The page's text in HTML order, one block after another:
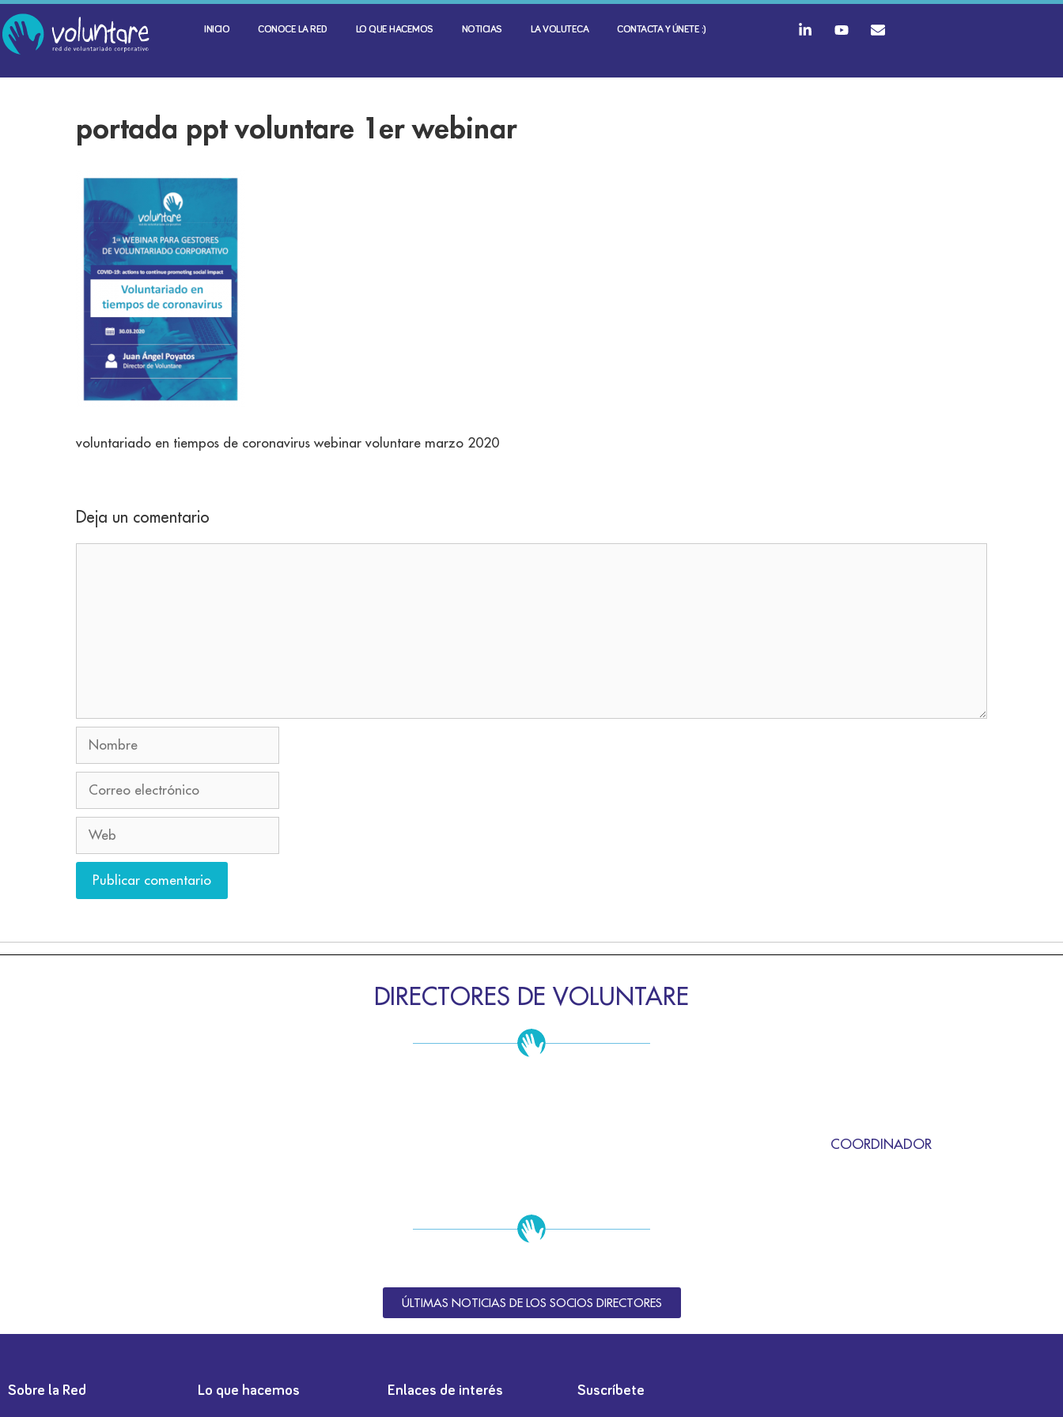
INICIO CONOCE LA RED LO QUE HACEMOS NOTICIAS LA VOLUTECA CONTACTA Y ÚNETE :)
portada ppt voluntare 1er webinar
voluntariado en tiempos de coronavirus webinar voluntare marzo 2020
Deja un comentario
DIRECTORES DE VOLUNTARE
COORDINADOR
ÚLTIMAS NOTICIAS DE LOS SOCIOS DIRECTORES
Sobre la Red Lo que hacemos Enlaces de interés Suscríbete